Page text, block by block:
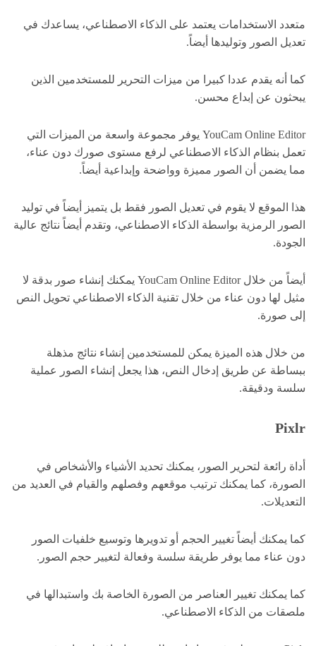
متعدد الاستخدامات يعتمد على الذكاء الاصطناعي، يساعدك في
تعديل الصور وتوليدها أيضاً.
كما أنه يقدم عددا كبيرا من ميزات التحرير للمستخدمين الذين
يبحثون عن إبداع محسن.
YouCam Online Editor يوفر مجموعة واسعة من الميزات التي
تعمل بنظام الذكاء الاصطناعي لرفع مستوى صورك دون عناء،
مما يضمن أن الصور مميزة وواضحة وإبداعية أيضاً.
هذا الموقع لا يقوم في تعديل الصور فقط بل يتميز أيضاً في توليد
الصور الرمزية بواسطة الذكاء الاصطناعي، وتقدم أيضاً نتائج عالية
الجودة.
أيضاً من خلال YouCam Online Editor يمكنك إنشاء صور بدقة لا
مثيل لها دون عناء من خلال تقنية الذكاء الاصطناعي تحويل النص
إلى صورة.
من خلال هذه الميزة يمكن للمستخدمين إنشاء نتائج مذهلة
ببساطة عن طريق إدخال النص، هذا يجعل إنشاء الصور عملية
سلسة ودقيقة.
Pixlr
أداة رائعة لتحرير الصور، يمكنك تحديد الأشياء والأشخاص في
الصورة، كما يمكنك ترتيب موقعهم وفصلهم والقيام في العديد من
التعديلات.
كما يمكنك أيضاً تغيير الحجم أو تدويرها وتوسيع خلفيات الصور
دون عناء مما يوفر طريقة سلسة وفعالة لتغيير حجم الصور.
كما يمكنك تغيير العناصر من الصورة الخاصة بك واستبدالها في
ملصقات من الذكاء الاصطناعي.